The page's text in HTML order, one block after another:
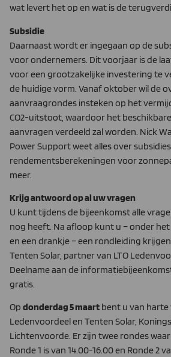
wat levert het op en wat is de
Subsidie
Daarnaast wordt er ingegaan op de
voor ondernemers. Dit voorjaar is de
voor een grootzakelijke investering te
de huidige vorm. Vanaf oktober wil de
aanvraagrondes insteken op het
CO2-uitstoot, waardoor het
aanvragen verdeeld zal worden. Nick
Power Support weet alles over
rendementsberekeningen voor
meer.
Krijg antwoord op al uw vragen
U kunt tijdens de bijeenkomst alle
nog heeft. Na afloop kunt u – onder
en een drankje – een rondleiding
Tenten Solar, partner van LTO
Deelname aan de
gratis.
Op donderdag 5 maart bent u van harte
Ledenvoordeel en Tenten Solar,
Lichtenvoorde. Er zijn twee rondes
Ronde 1 is van 14.00-16.00 en Ronde 2